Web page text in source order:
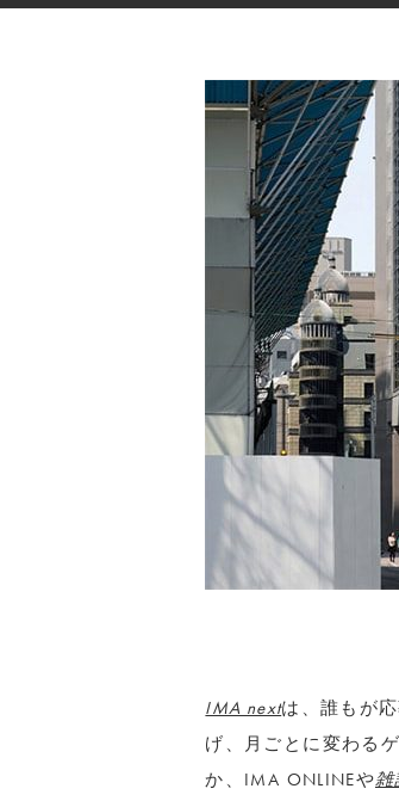
IMA nextは、誰もが
げ、月ごとに変わる
か、IMA ONLINEや雑